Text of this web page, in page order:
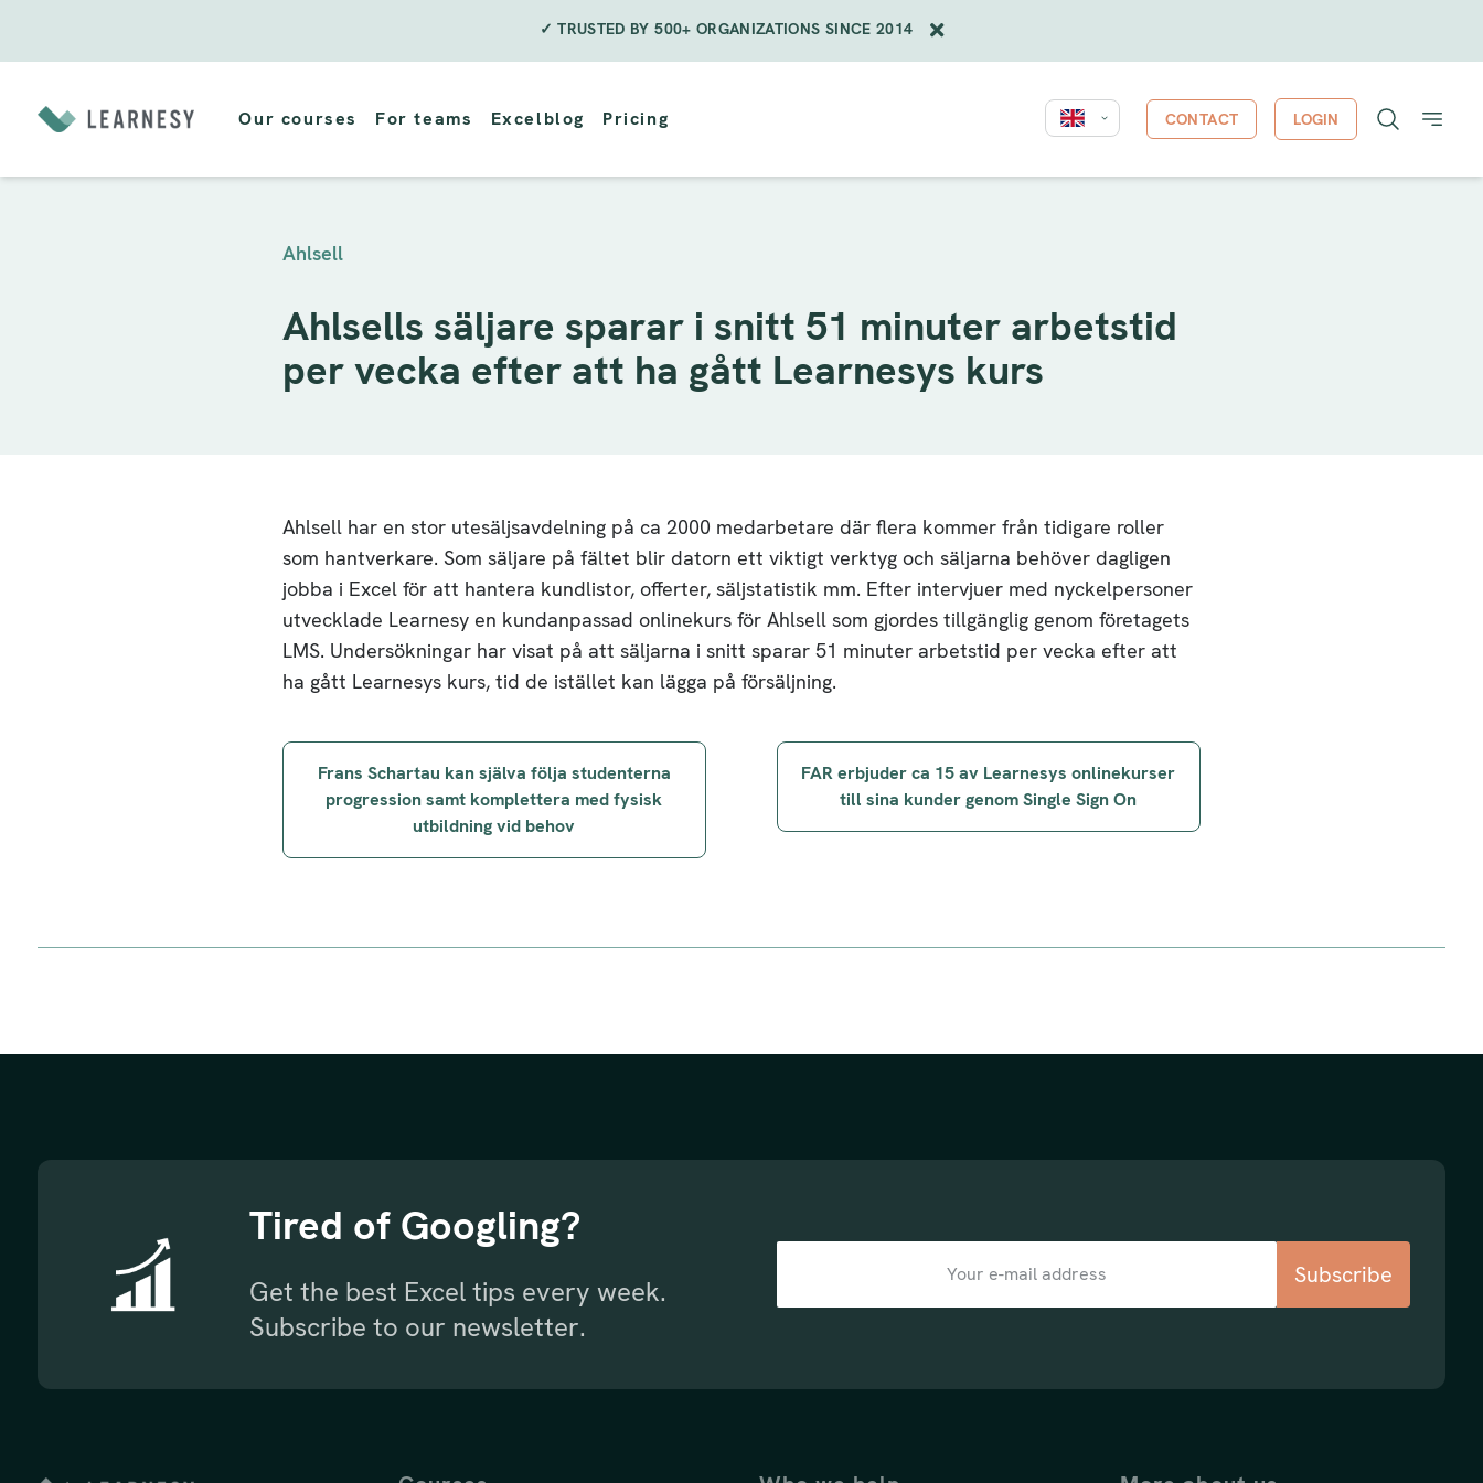
✓ TRUSTED BY 500+ ORGANIZATIONS SINCE 2014
content
Our courses For teams Excelblog Pricing CONTACT LOGIN
Ahlsell
Ahlsells säljare sparar i snitt 51 minuter arbetstid
per vecka efter att ha gått Learnesys kurs
Ahlsell har en stor utesäljsavdelning på ca 2000 medarbetare där flera kommer från tidigare roller
som hantverkare. Som säljare på fältet blir datorn ett viktigt verktyg och säljarna behöver dagligen
jobba i Excel för att hantera kundlistor, offerter, säljstatistik mm. Efter intervjuer med nyckelpersoner
utvecklade Learnesy en kundanpassad onlinekurs för Ahlsell som gjordes tillgänglig genom företagets
LMS. Undersökningar har visat på att säljarna i snitt sparar 51 minuter arbetstid per vecka efter att
ha gått Learnesys kurs, tid de istället kan lägga på försäljning.
Post
navigation
Frans Schartau kan själva följa studenterna
progression samt komplettera med fysisk
utbildning vid behov
FAR erbjuder ca 15 av Learnesys onlinekurser
till sina kunder genom Single Sign On
Tired of Googling?
Get the best Excel tips every week.
Subscribe to our newsletter.
Subscribe